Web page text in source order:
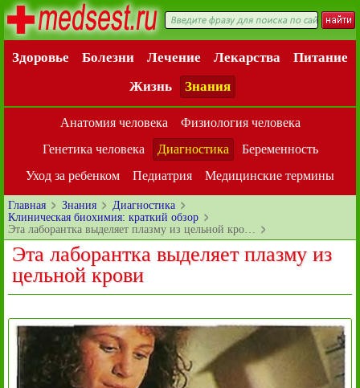
Здоровье Болезни Лечение Лекарства
Питание
Жизнь
Знания
Анатомия человека
Физиология человека
Генетика человека
Диагностика
Беременность
Уход за ребенком
Педиатрия Медицинские термины
Главная Знания
Диагностика
Клиническая биохимия: краткий обзор
Эта лаборантка выделяет плазму из цельной кро…
Эта лаборантка выделяет плазму из
цельной крови